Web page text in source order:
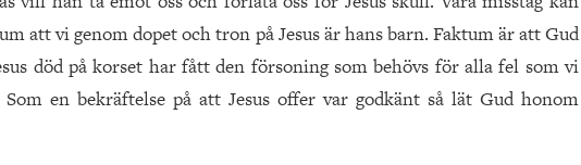
att vi genom dopet och tron på Jesus är hans barn. Faktum är att Gud
död på korset har fått den försoning som behövs för alla fel som vi
en bekräftelse på att Jesus offer var godkänt så lät Gud honom